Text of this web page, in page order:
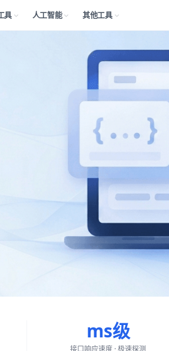
具 人工智能 其他工具
ms级
接口响应速度 · 极速探测